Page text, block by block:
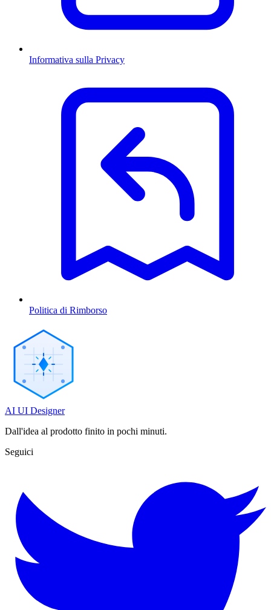
Informativa sulla Privacy
Politica di Rimborso
AI UI Designer
Dall'idea al prodotto finito in pochi minuti.
Seguici